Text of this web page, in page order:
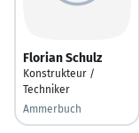
Florian Schulz
Konstrukteur /
Techniker
Ammerbuch